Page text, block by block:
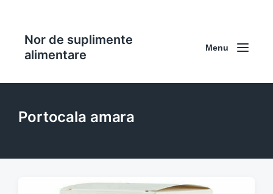
Nor de suplimente
alimentare
Menu
Portocala amara